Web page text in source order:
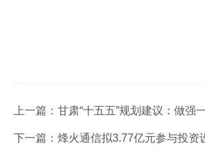
上一篇： 甘肃“十五五”规划建议：做
下一篇： 烽火通信拟3.77亿元参与投